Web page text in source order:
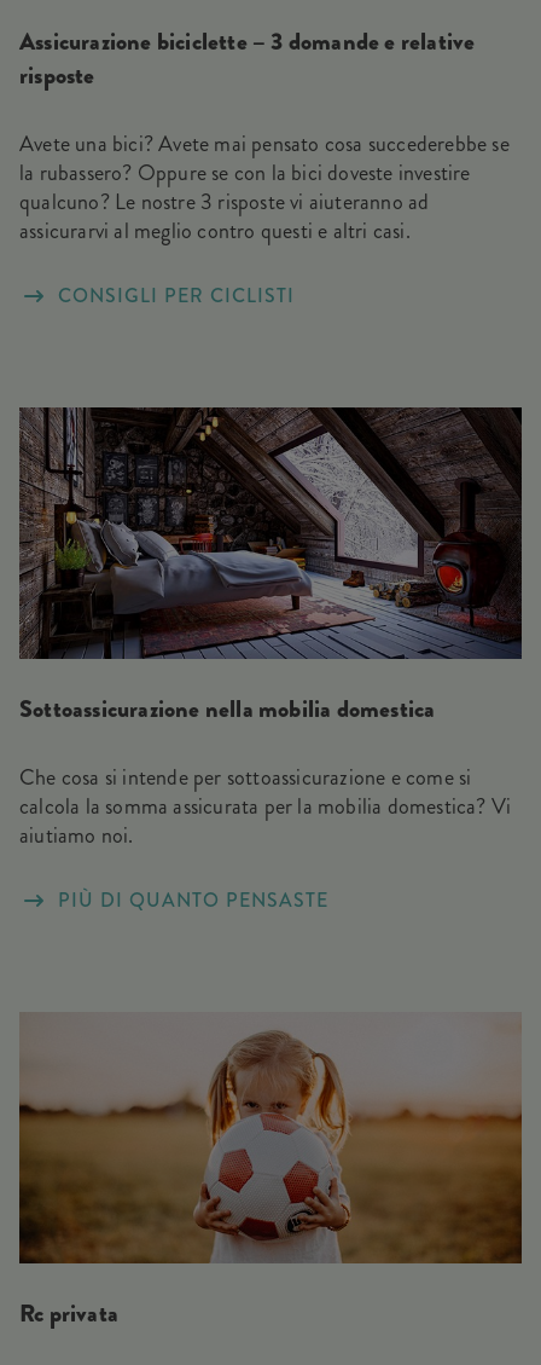
Assicurazione biciclette – 3 domande e relative
risposte
Avete una bici? Avete mai pensato cosa succederebbe se
la rubassero? Oppure se con la bici doveste investire
qualcuno? Le nostre 3 risposte vi aiuteranno ad
assicurarvi al meglio contro questi e altri casi.
CONSIGLI PER CICLISTI
Sottoassicurazione nella mobilia domestica
Che cosa si intende per sottoassicurazione e come si
calcola la somma assicurata per la mobilia domestica? Vi
aiutiamo noi.
PIÙ DI QUANTO PENSASTE
Rc privata